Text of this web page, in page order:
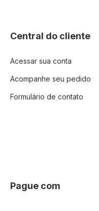
Central do cliente
Acessar sua conta
Acompanhe seu pedido
Formulário de contato
Pague com